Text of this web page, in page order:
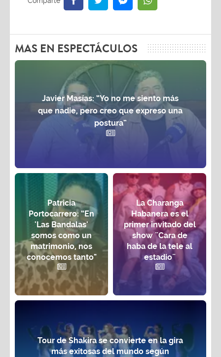
MAS EN ESPECTÁCULOS
Javier Masías: “Yo no me siento más
que nadie, pero creo que expreso una
postura”
Patricia
Portocarrero: “En
'Las Bandalas'
somos como un
matrimonio, nos
conocemos tanto"
La Charanga
Habanera es el
primer invitado del
show ¨Cara de
haba de la tele al
estadio¨
Tour de Shakira se convierte en la gira
más exitosas del mundo según